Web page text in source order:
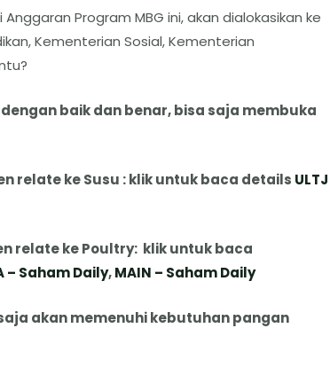
Program MBG ini, akan dialokasikan ke
Kementerian Sosial, Kementerian
baik dan benar, bisa saja membuka
relate ke Susu : klik untuk baca details ULTJ
relate ke Poultry: klik untuk baca
– Saham Daily,MAIN – Saham Daily
akan memenuhi kebutuhan pangan